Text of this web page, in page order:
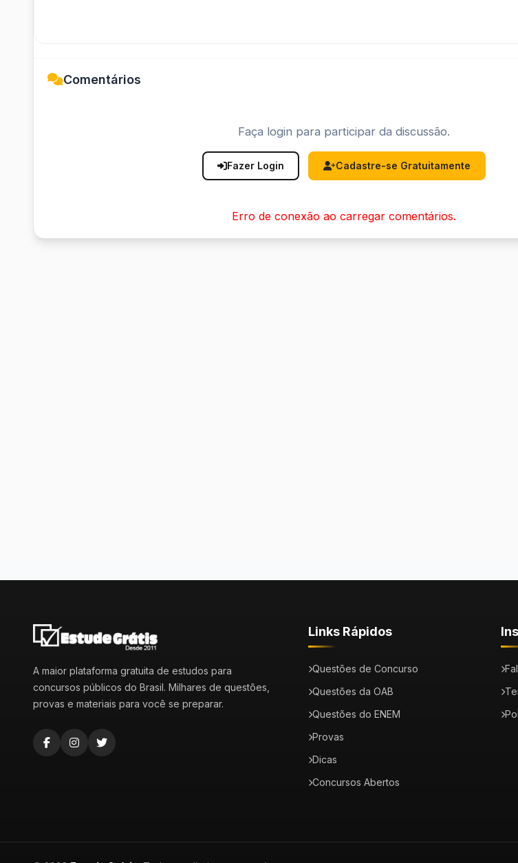
Comentários
Faça login para participar da discussão.
Fazer Login Cadastre-se Gratuitamente
Erro de conexão ao carregar comentários.
A maior plataforma gratuita de estudos para
concursos públicos do Brasil. Milhares de questões,
provas e materiais para você se preparar.
Links Rápidos
Questões de Concurso
Questões da OAB
Questões do ENEM
Provas
Dicas
Concursos Abertos